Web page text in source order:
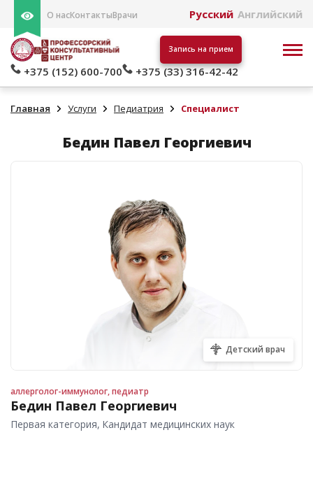
О насКонтактыВрачи Русский Английский
+375 (152) 600-700 +375 (33) 316-42-42
Запись на прием
Главная Услуги Педиатрия Специалист
Бедин Павел Георгиевич
Детский врач
аллерголог-иммунолог, педиатр
Бедин Павел Георгиевич
Первая категория, Кандидат медицинских наук